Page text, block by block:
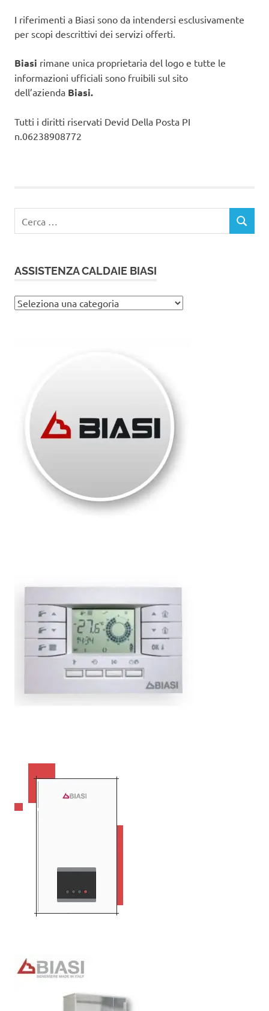
I riferimenti a Biasi sono da intendersi esclusivamente
per scopi descrittivi dei servizi offerti.
Biasi rimane unica proprietaria del logo e tutte le
informazioni ufficiali sono fruibili sul sito
dell’azienda Biasi.
Tutti i diritti riservati Devid Della Posta PI
n.06238908772
per:
CERCA
ASSISTENZA CALDAIE BIASI
Assistenza